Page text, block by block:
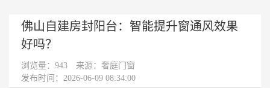
佛山自建房封阳台：智能提升窗通风效果
好吗？
浏览量： 943
来源：奢庭门窗
发布时间：2026-06-09 08:34:00